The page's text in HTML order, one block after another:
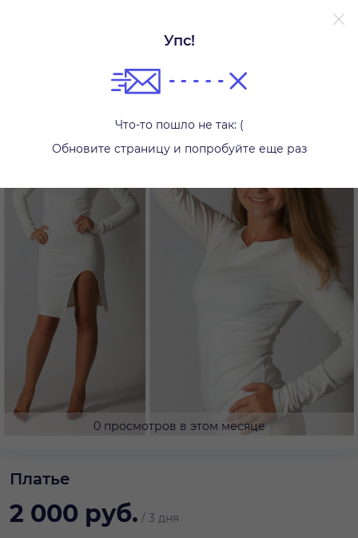
Упс!
Что-то пошло не так: (
Обновите страницу и попробуйте еще раз
0 просмотров в этом месяце
Платье
2 000 руб. / 3 дня